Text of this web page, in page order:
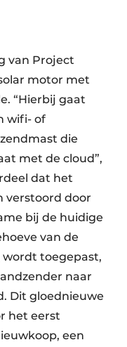
van Project
motor met
“Hierbij gaat
wifi- of
die
met de cloud”,
dat het
verstoord door
bij de huidige
van de
wordt toegepast,
naar
Dit gloednieuwe
het eerst
een